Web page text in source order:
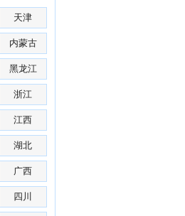
天津
内蒙古
黑龙江
浙江
江西
湖北
广西
四川